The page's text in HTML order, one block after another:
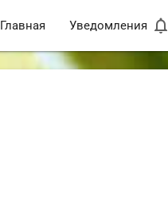
Главная Уведомления notifications_none